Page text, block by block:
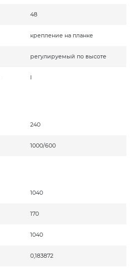
48
крепление на планке
регулируемый по высоте
I
240
1000/600
1040
170
1040
0,183872